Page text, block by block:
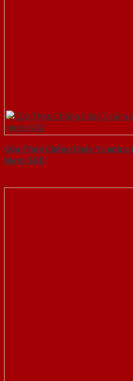
Cửa Thép Chống Cháy 1 canh
hiem-SGD